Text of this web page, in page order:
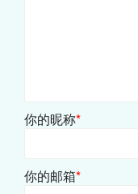
你的昵称*
你的邮箱*